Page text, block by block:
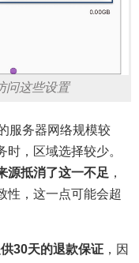
问这些设置
服务器网络规模较
，区域选择较少。
源抵消了这一不足 ，
性，这一点可能会超
30天的退款保证 ，因